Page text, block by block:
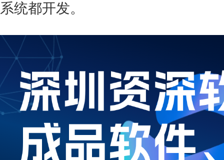
系统都开发。